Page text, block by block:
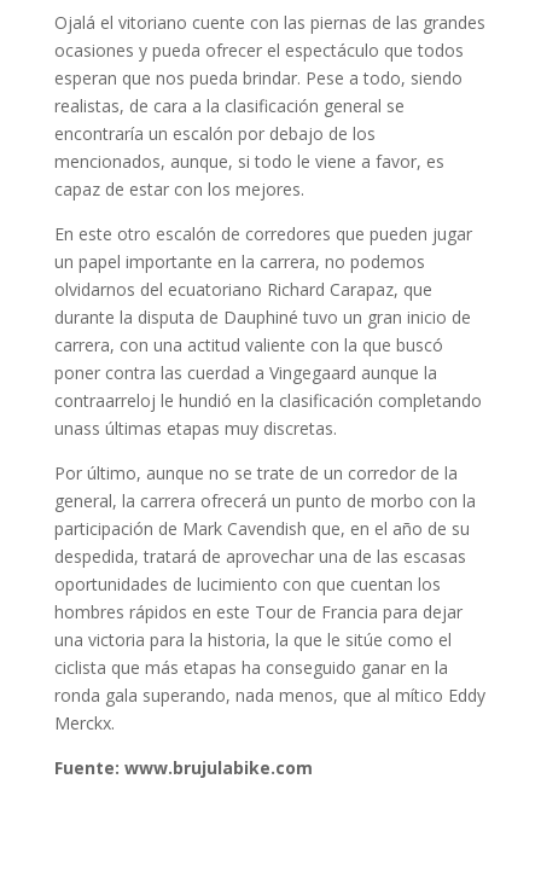
Ojalá el vitoriano cuente con las piernas de las grandes
ocasiones y pueda ofrecer el espectáculo que todos
esperan que nos pueda brindar. Pese a todo, siendo
realistas, de cara a la clasificación general se
encontraría un escalón por debajo de los
mencionados, aunque, si todo le viene a favor, es
capaz de estar con los mejores.
En este otro escalón de corredores que pueden jugar
un papel importante en la carrera, no podemos
olvidarnos del ecuatoriano Richard Carapaz, que
durante la disputa de Dauphiné tuvo un gran inicio de
carrera, con una actitud valiente con la que buscó
poner contra las cuerdad a Vingegaard aunque la
contraarreloj le hundió en la clasificación completando
unass últimas etapas muy discretas.
Por último, aunque no se trate de un corredor de la
general, la carrera ofrecerá un punto de morbo con la
participación de Mark Cavendish que, en el año de su
despedida, tratará de aprovechar una de las escasas
oportunidades de lucimiento con que cuentan los
hombres rápidos en este Tour de Francia para dejar
una victoria para la historia, la que le sitúe como el
ciclista que más etapas ha conseguido ganar en la
ronda gala superando, nada menos, que al mítico Eddy
Merckx.
Fuente: www.brujulabike.com